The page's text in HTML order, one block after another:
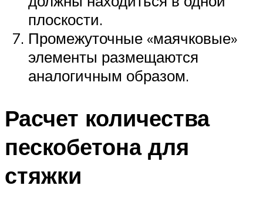
плоскости.
Промежуточные «маячковые»
элементы размещаются
аналогичным образом.
Расчет количества
пескобетона для
стяжки